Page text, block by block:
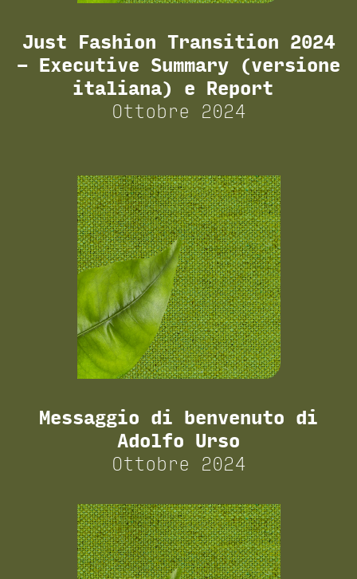
Just Fashion Transition 2024
– Executive Summary (versione
italiana) e Report
Ottobre 2024
Messaggio di benvenuto di
Adolfo Urso
Ottobre 2024